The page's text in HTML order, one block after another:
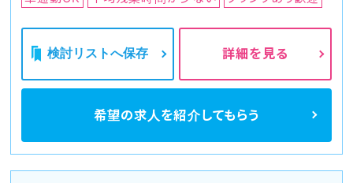
検討リストへ保存 詳細を見る
希望の求人を紹介してもらう